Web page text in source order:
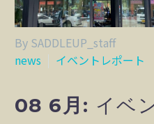
By SADDLEUP_staff
news
イベントレポート
08 6月: イベ